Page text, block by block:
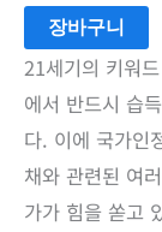
장바구니
21세기의 키워
에서 반드시 습
다. 이에 국가인
채와 관련된 여
가가 힘을 쏟고